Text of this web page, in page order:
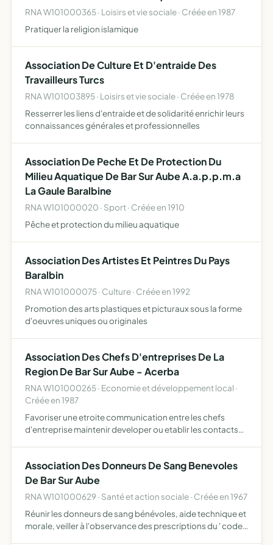
RNA W101000365 · Loisirs et vie sociale · Créée en 1987
Pratiquer la religion islamique
Association De Culture Et D'entraide Des
Travailleurs Turcs
RNA W101003895 · Loisirs et vie sociale · Créée en 1978
Resserrer les liens d'entraide et de solidarité enrichir leurs
connaissances générales et professionnelles
Association De Peche Et De Protection Du
Milieu Aquatique De Bar Sur Aube A.a.p.p.m.a
La Gaule Baralbine
RNA W101000020 · Sport · Créée en 1910
Pêche et protection du milieu aquatique
Association Des Artistes Et Peintres Du Pays
Baralbin
RNA W101000075 · Culture · Créée en 1992
Promotion des arts plastiques et picturaux sous la forme
d'oeuvres uniques ou originales
Association Des Chefs D'entreprises De La
Region De Bar Sur Aube - Acerba
RNA W101000265 · Economie et développement local ·
Créée en 1987
Favoriser une etroite communication entre les chefs
d'entreprise maintenir developer ou etablir les contacts
Association Des Donneurs De Sang Benevoles
De Bar Sur Aube
RNA W101000629 · Santé et action sociale · Créée en 1967
Réunir les donneurs de sang bénévoles, aide technique et
morale, veiller à l'observance des prescriptions du ' code